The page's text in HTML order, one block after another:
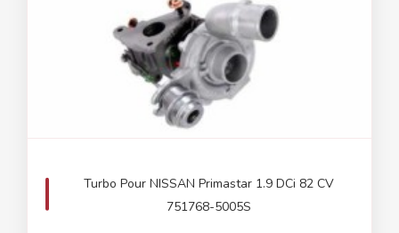
Turbo Pour NISSAN Primastar 1.9 DCi 82 CV
751768-5005S